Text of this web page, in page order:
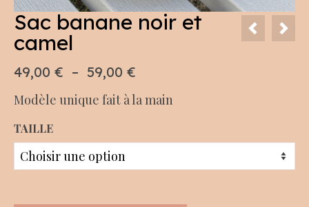
Sac banane noir et
camel
49,00 € – 59,00 €
prix :
Modèle unique fait à la main
TAILLE